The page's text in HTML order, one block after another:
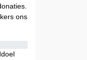
ons